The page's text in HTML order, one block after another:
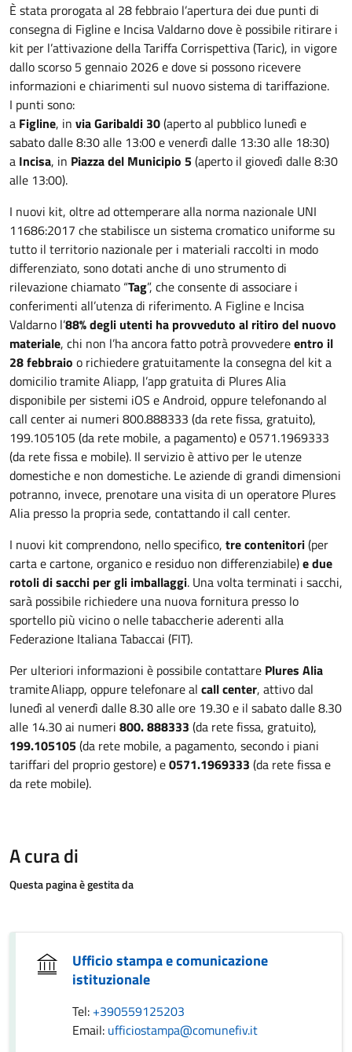
È stata prorogata al 28 febbraio l’apertura dei due punti di
consegna di Figline e Incisa Valdarno dove è possibile ritirare i
kit per l’attivazione della Tariffa Corrispettiva (Taric), in vigore
dallo scorso 5 gennaio 2026 e dove si possono ricevere
informazioni e chiarimenti sul nuovo sistema di tariffazione.
I punti sono:
a Figline, in via Garibaldi 30(aperto al pubblico lunedì e
sabato dalle 8:30 alle 13:00 e venerdì dalle 13:30 alle 18:30)
a Incisa, in Piazza del Municipio 5(aperto il giovedì dalle 8:30
alle 13:00).
I nuovi kit, oltre ad ottemperare alla norma nazionale UNI
11686:2017 che stabilisce un sistema cromatico uniforme su
tutto il territorio nazionale per i materiali raccolti in modo
differenziato, sono dotati anche di uno strumento di
rilevazione chiamato “Tag”, che consente di associare i
conferimenti all’utenza di riferimento. A Figline e Incisa
Valdarno l’88% degli utenti ha provveduto al ritiro del nuovo
materiale, chi non l’ha ancora fatto potrà provvedereentro il
28 febbraio o richiedere gratuitamente la consegna del kit a
domicilio tramite Aliapp, l’app gratuita di Plures Alia
disponibile per sistemi iOS e Android, oppure telefonando al
call center ai numeri 800.888333 (da rete fissa, gratuito),
199.105105 (da rete mobile, a pagamento) e 0571.1969333
(da rete fissa e mobile). Il servizio è attivo per le utenze
domestiche e non domestiche. Le aziende di grandi dimensioni
potranno, invece, prenotare una visita di un operatore Plures
Alia presso la propria sede, contattando il call center.
I nuovi kit comprendono, nello specifico, tre contenitori(per
carta e cartone, organico e residuo non differenziabile)e due
rotoli di sacchi per gli imballaggi. Una volta terminati i sacchi,
sarà possibile richiedere una nuova fornitura presso lo
sportello più vicino o nelle tabaccherie aderenti alla
Federazione Italiana Tabaccai (FIT).
Per ulteriori informazioni è possibile contattare Plures Alia
tramite Aliapp, oppure telefonare al call center, attivo dal
lunedì al venerdì dalle 8.30 alle ore 19.30 e il sabato dalle 8.30
alle 14.30 ai numeri 800. 888333 (da rete fissa, gratuito),
199.105105(da rete mobile, a pagamento, secondo i piani
tariffari del proprio gestore) e0571.1969333 (da rete fissa e
da rete mobile).
A cura di
Questa pagina è gestita da
Ufficio stampa e comunicazione
istituzionale
Tel: +390559125203
Email: ufficiostampa@comunefiv.it